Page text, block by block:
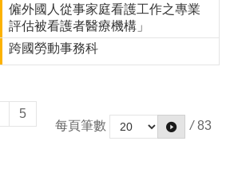
僱外國人從事家庭看護工作之專業
評估被看護者醫療機構」
跨國勞動事務科
5
每頁筆數
/ 83